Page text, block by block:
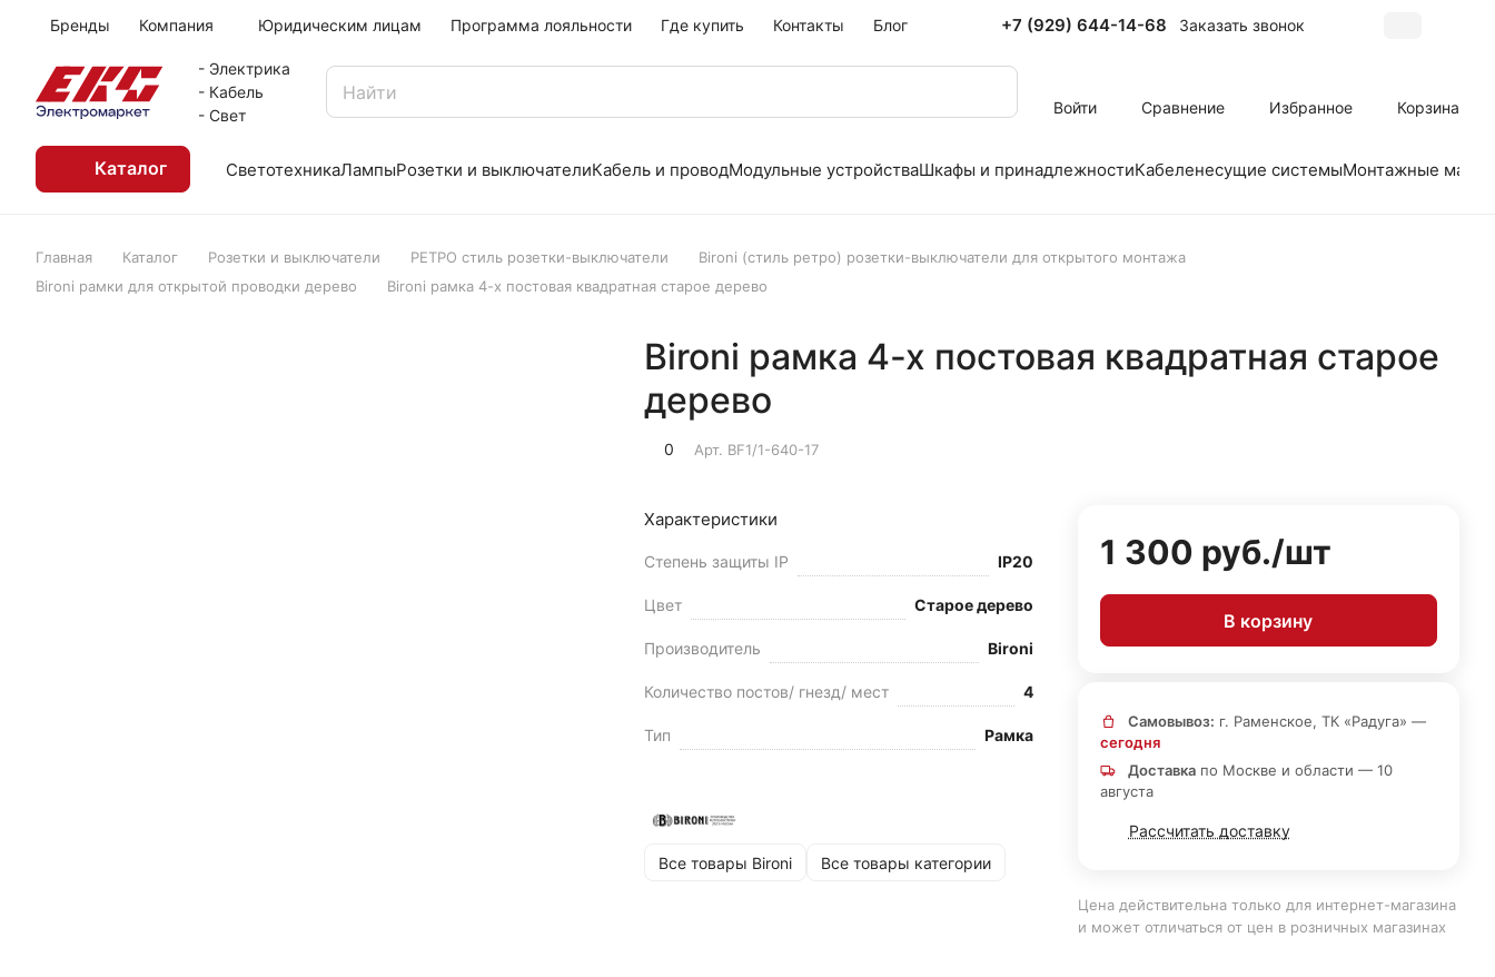
Бренды Компания Юридическим лицам Программа лояльности Где купить Контакты Блог +7 (929) 644-14-68 Заказать звонок
- Электрика
- Кабель
- Свет
Войти Сравнение Избранное Корзина
Каталог СветотехникаЛампыРозетки и выключателиКабель и проводМодульные устройстваШкафы и принадлежностиКабеленесущие системыМонтажные
Главная Каталог Розетки и выключатели РЕТРО стиль розетки-выключатели
Bironi (стиль ретро) розетки-выключатели для открытого монтажа
Bironi рамки для открытой проводки дерево
Bironi рамка 4-х постовая квадратная старое дерево
Bironi рамка 4-х постовая квадратная старое
дерево
0 Арт. BF1/1-640-17
Характеристики
Степень защиты IP IP20
Цвет Старое дерево
Производитель Bironi
Количество постов/ гнезд/ мест 4
Тип Рамка
Все товары Bironi Все товары категории
1 300 руб./шт
В корзину
Самовывоз: г. Раменское, ТК «Радуга» —
сегодня
Доставкапо Москве и области — 10
августа
Рассчитать доставку
Цена действительна только для интернет-магазина
и может отличаться от цен в розничных магазинах